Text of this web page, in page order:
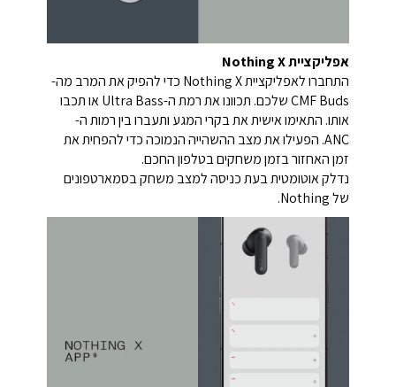
אפליקציית Nothing X
התחברו לאפליקציית Nothing X כדי להפיק את המרב מה-
CMF Buds שלכם. תכוונו את רמת ה-Ultra Bass או תכבו
אותו. התאימו אישית את בקרי המגע ותעברו בין רמות ה-
ANC. הפעילו את מצב ההשהייה הנמוכה כדי להפחית את
זמן האחזור בזמן משחקים בטלפון החכם.
נדלק אוטומטית בעת כניסה למצב משחק בסמארטפונים
של Nothing.